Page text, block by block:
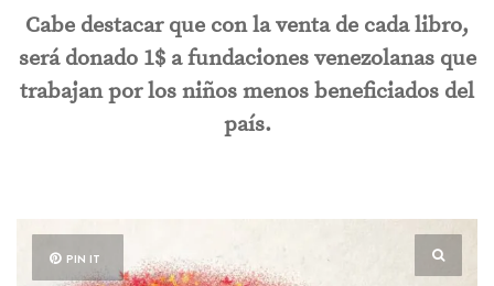
Cabe destacar que con la venta de cada libro,
será donado 1$ a fundaciones venezolanas que
trabajan por los niños menos beneficiados del
país.
PIN IT